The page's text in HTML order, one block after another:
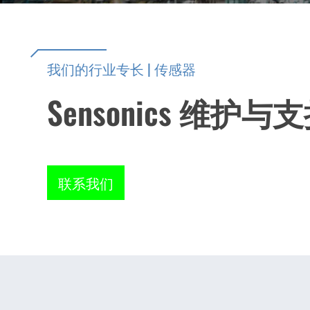
我们的行业专长 | 传感器
Sensonics 维护与
联系我们